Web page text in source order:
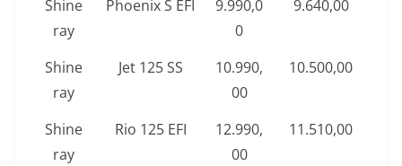
Shine
ray
Phoenix S EFI
9.990,0
0
9.640,00
Shine
ray
Jet 125 SS
10.990,
00
10.500,00
Shine
ray
Rio 125 EFI
12.990,
00
11.510,00